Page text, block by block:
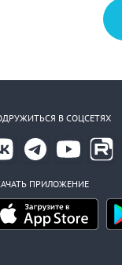
В СОЦСЕТЯХ
ПРИЛОЖЕНИЕ